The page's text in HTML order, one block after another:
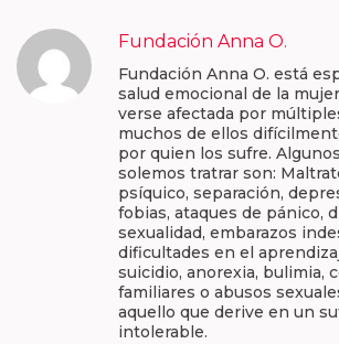
Fundación Anna O.
Fundación Anna O. está
salud emocional de la
verse afectada por
muchos de ellos
por quien los sufre.
solemos tratrar son:
psíquico, separación,
fobias, ataques de pánico,
sexualidad, embarazos
dificultades en el
suicidio, anorexia, bulimia,
familiares o abusos
aquello que derive en un
intolerable.